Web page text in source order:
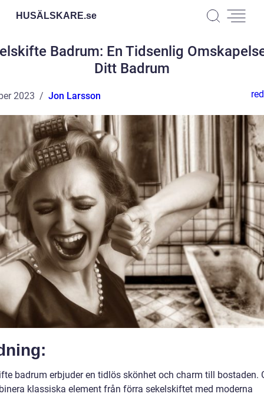
HUSÄLSKARE.se
Badrum: En Tidsenlig
Ditt Badrum
2023 Jon Larsson
badrum erbjuder en tidlös skönhet och charm till bostaden.
klassiska element från förra sekelskiftet med moderna